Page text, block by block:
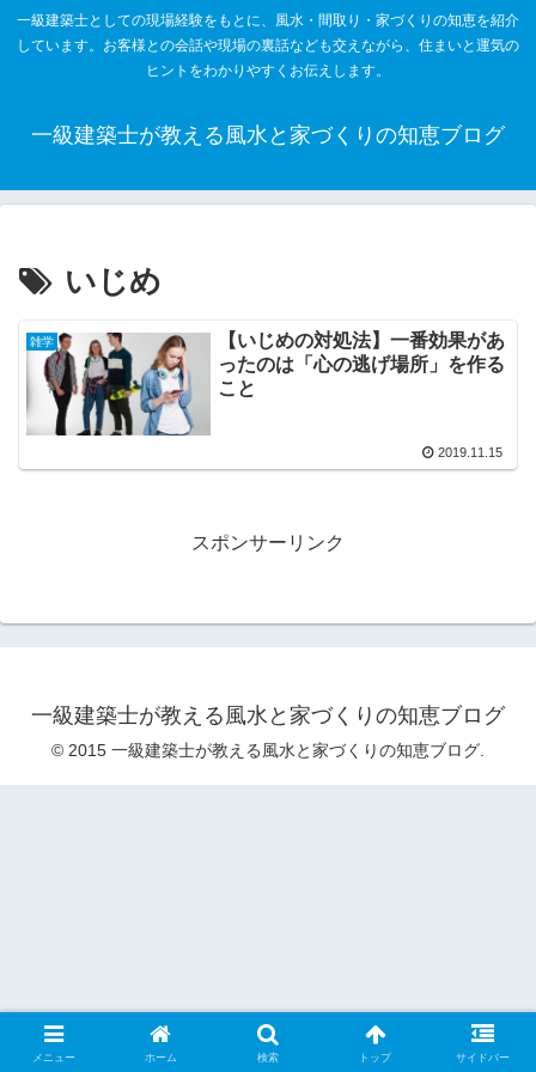
一級建築士としての現場経験をもとに、風水・間取り・家づくりの知恵を紹介
しています。お客様との会話や現場の裏話なども交えながら、住まいと運気の
ヒントをわかりやすくお伝えします。
一級建築士が教える風水と家づくりの知恵ブログ
いじめ
雑学
【いじめの対処法】一番効果があ
ったのは「心の逃げ場所」を作る
こと
2019.11.15
スポンサーリンク
一級建築士が教える風水と家づくりの知恵ブログ
© 2015 一級建築士が教える風水と家づくりの知恵ブログ.
メニュー ホーム 検索 トップ サイドバー